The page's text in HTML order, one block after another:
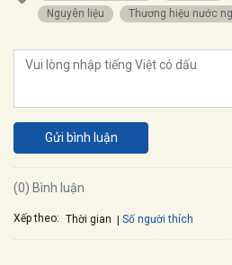
nguyên liệu
thương hiệu nước
Gửi bình luận
(0) Bình luận
Xếp theo: Thời gian Số người thích